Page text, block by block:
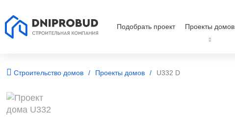
Подобрать проект Проекты домов
Строительство домов Проекты домов U332 D